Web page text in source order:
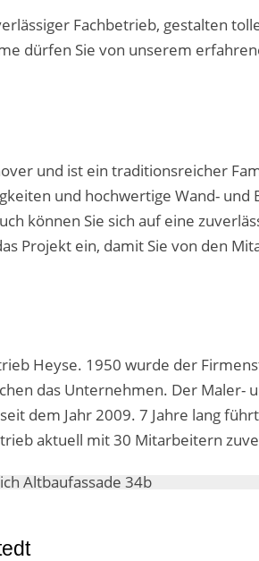
Fachbetrieb, gestalten
dürfen Sie von unserem
und ist ein traditionsreicher
und hochwertige Wand-
können Sie sich auf eine
Projekt ein, damit Sie von den
Heyse. 1950 wurde der
das Unternehmen. Der
dem Jahr 2009. 7 Jahre lang
aktuell mit 30 Mitarbeitern